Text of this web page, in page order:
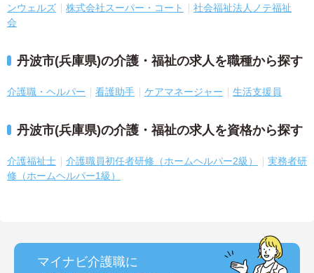
ンウェルズ
株式会社スーパー・コート
社会福祉法人ノテ福祉
会
丹波市(兵庫県)の介護・福祉の求人を職種から探す
介護職・ヘルパー 看護助手 ケアマネージャー 生活支援員
丹波市(兵庫県)の介護・福祉の求人を資格から探す
介護福祉士 介護職員初任者研修（ホームヘルパー2級）
実務者研
修（ホームヘルパー1級）
マイナビ介護職に